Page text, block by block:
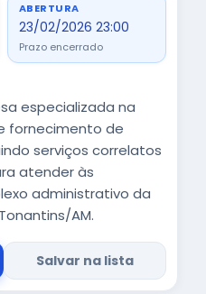
ABERTURA
23/02/2026 23:00
Prazo encerrado
especializada na
fornecimento de
serviços correlatos
atender às
administrativo da
AM.
Salvar na lista